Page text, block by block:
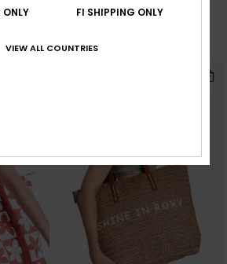
€ 15,75
SALE ON SALE 25% EXTRA
ONLY FI SHIPPING ONLY
VIEW ALL COUNTRIES